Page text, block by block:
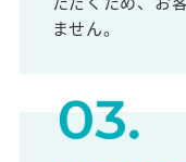
ません。